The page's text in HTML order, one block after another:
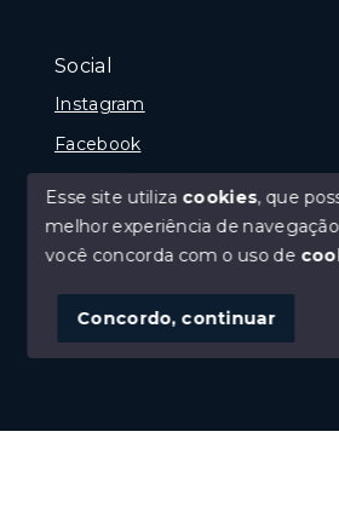
Social
Instagram
Facebook
SITE PARA IMOBILIARIA
Olá! que bom te ver
precisando de ajuda
tipo de imóvel, fale
Esse site utiliza cookies, que
melhor experiência de
você concorda com o uso de
Concordo, continuar